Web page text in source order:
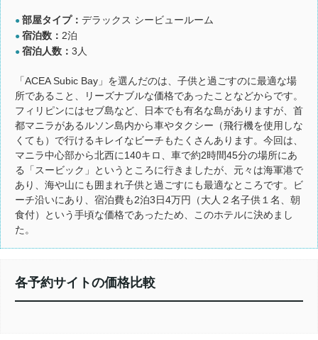
● 部屋タイプ： デラックス シービュールーム
● 宿泊数： 2泊
● 宿泊人数： 3人
「ACEA Subic Bay」を選んだのは、子供と過ごすのに最適な場
所であること、リーズナブルな価格であったことなどからです。
フィリピンにはセブ島など、日本でも有名な島がありますが、首
都マニラがあるルソン島内から車やタクシー（飛行機を使用しな
くても）で行けるキレイなビーチもたくさんあります。今回は、
マニラ中心部から北西に140キロ、車で約2時間45分の場所にあ
る「スービック」というところに行きましたが、元々は海軍港で
あり、海や山にも囲まれ子供と過ごすにも最適なところです。ビ
ーチ沿いにあり、宿泊費も2泊3日4万円（大人２名子供１名、朝
食付）という手頃な価格であったため、このホテルに決めまし
た。
各予約サイトの価格比較